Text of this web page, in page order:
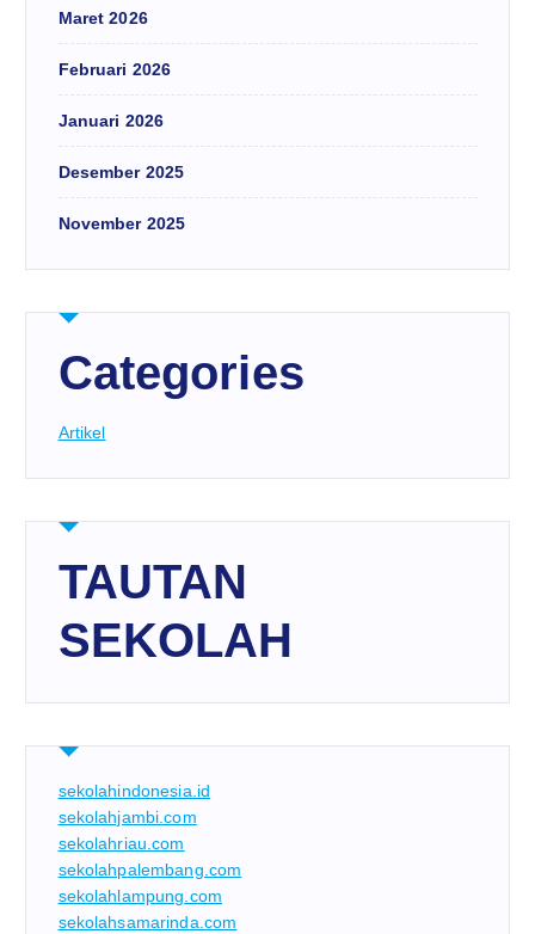
Maret 2026
Februari 2026
Januari 2026
Desember 2025
November 2025
Categories
Artikel
TAUTAN
SEKOLAH
sekolahindonesia.id
sekolahjambi.com
sekolahriau.com
sekolahpalembang.com
sekolahlampung.com
sekolahsamarinda.com